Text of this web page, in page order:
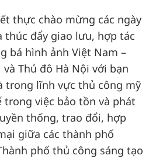
thực chào mừng các ngày
thúc đẩy giao lưu, hợp tác
bá hình ảnh Việt Nam –
Thủ đô Hà Nội với bạn
trong lĩnh vực thủ công mỹ
trong việc bảo tồn và phát
thống, trao đổi, hợp
giữa các thành phố
phố thủ công sáng tạo